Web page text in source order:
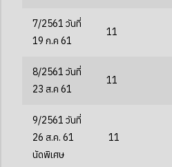
7/2561 วันที่
19 ก.ค 61
11
8/2561 วันที่
23 ส.ค 61
11
9/2561 วันที่
26 ส.ค. 61
นัดพิเศษ
11